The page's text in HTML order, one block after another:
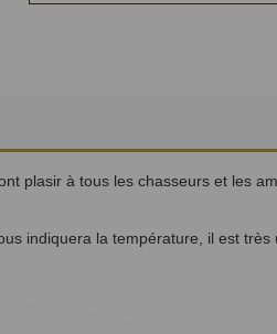
plasir à tous les chasseurs et les
indiquera la température, il est très